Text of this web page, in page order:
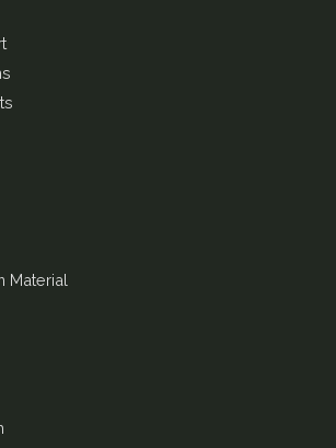
Material